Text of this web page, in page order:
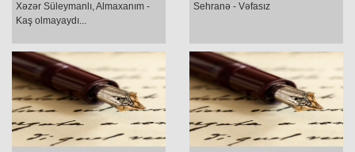
Xəzər Süleymanlı, Almaxanım -
Kaş olmayaydı...
Sehranə - Vəfasız